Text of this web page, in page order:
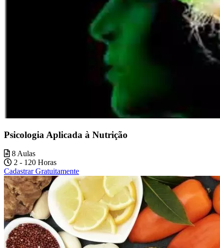
Psicologia Aplicada à Nutrição
8 Aulas
2 - 120 Horas
Cadastrar Gratuitamente